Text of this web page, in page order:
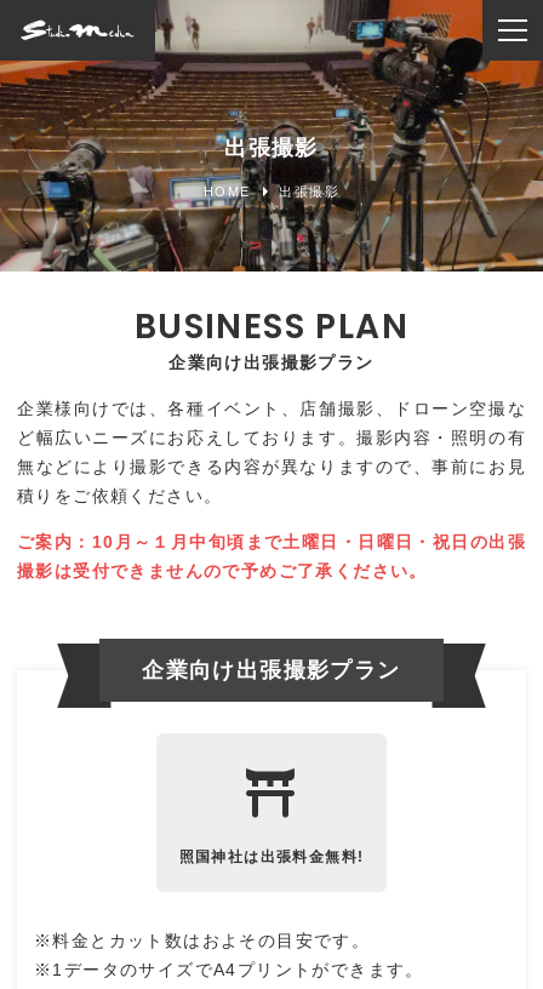
ホーム
撮影メニュー
マタニティフォト
ハーフバースデイ
お宮参り
七五三・七草
バースデイ
肖像写真
家族写真
出張撮影
HOME 出張撮影
企業向け出張撮影プラン
企業様向けでは、各種イベント、店舗撮影、ドローン空撮な
ど幅広いニーズにお応えしております。撮影内容・照明の有
無などにより撮影できる内容が異なりますので、事前にお見
積りをご依頼ください。
ご案内：10月～１月中旬頃まで土曜日・日曜日・祝日の出張
撮影は受付できませんので予めご了承ください。
企業向け出張撮影プラン
照国神社は出張料金無料!
※料金とカット数はおよその目安です。
※1データのサイズでA4プリントができます。